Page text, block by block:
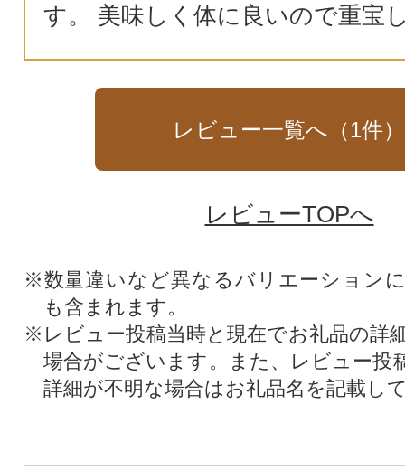
す。 美味しく体に良いので重宝
レビュー一覧へ（1件）
レビューTOPへ
※数量違いなど異なるバリエーション
も含まれます。
※レビュー投稿当時と現在でお礼品の詳
場合がございます。また、レビュー投
詳細が不明な場合はお礼品名を記載し